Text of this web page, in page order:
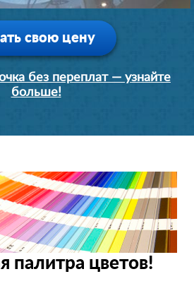
свою цену
без переплат — узнайте
больше!
палитра цветов!